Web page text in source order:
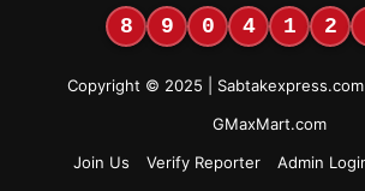
8 9 0 4 1 2
Copyright © 2025 |
GMaxMart.com
Join Us
Verify Reporter Admin